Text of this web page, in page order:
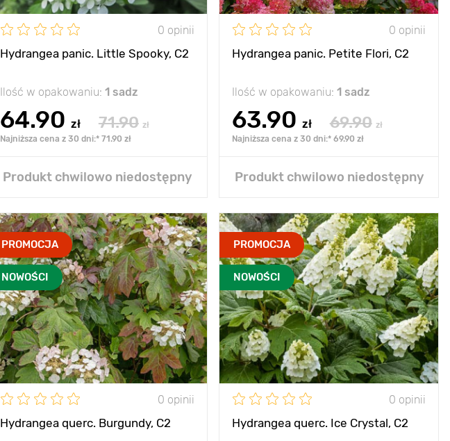
0 opinii
Hydrangea panic. Little Spooky, С2
Ilość w opakowaniu: 1 sadz
64.90 zł 71.90 zł
Najniższa cena z 30 dni:* 71.90 zł
Produkt chwilowo niedostępny
0 opinii
Hydrangea panic. Petite Flori, С2
Ilość w opakowaniu: 1 sadz
63.90 zł 69.90 zł
Najniższa cena z 30 dni:* 69.90 zł
Produkt chwilowo niedostępny
PROMOCJA
NOWOŚCI
0 opinii
Hydrangea querc. Burgundy, С2
PROMOCJA
NOWOŚCI
0 opinii
Hydrangea querc. Ice Crystal, С2